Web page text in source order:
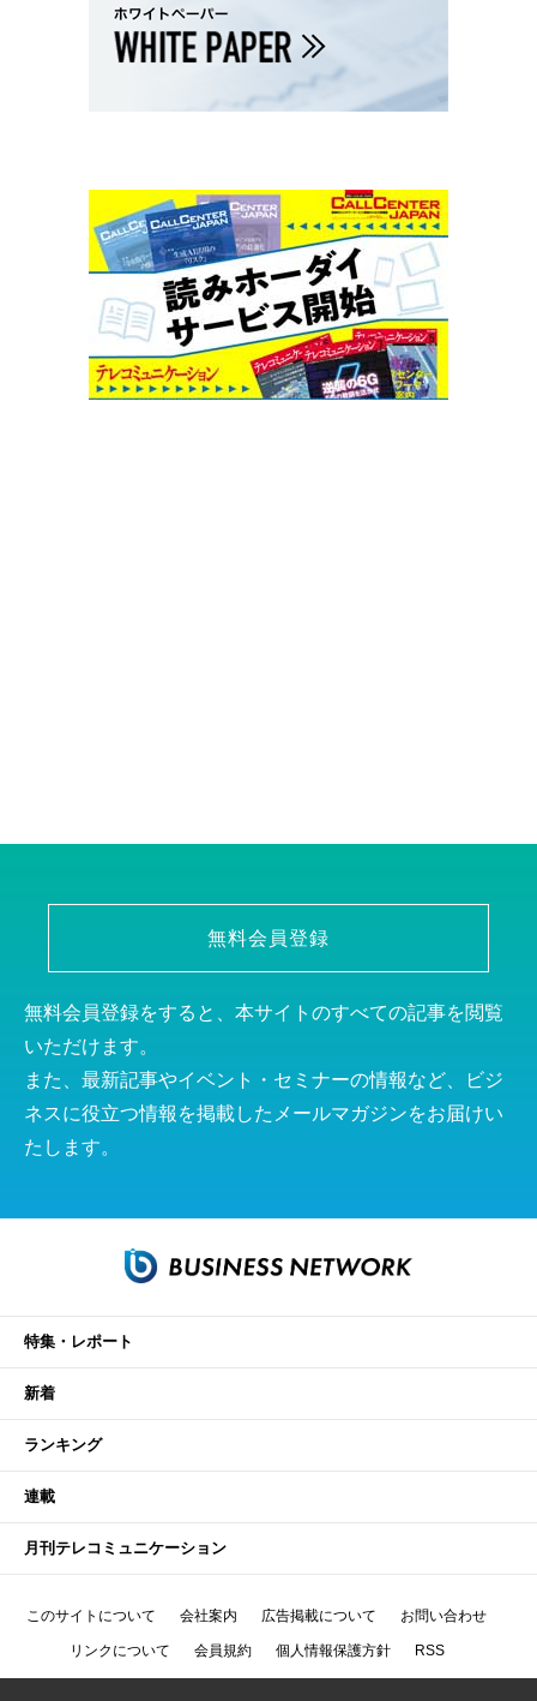
無料会員登録
無料会員登録をすると、本サイトのすべての記事を閲覧
いただけます。
また、最新記事やイベント・セミナーの情報など、ビジ
ネスに役立つ情報を掲載したメールマガジンをお届けい
たします。
特集・レポート
新着
ランキング
連載
月刊テレコミュニケーション
このサイトについて 会社案内 広告掲載について お問い合わせ
リンクについて 会員規約 個人情報保護方針 RSS